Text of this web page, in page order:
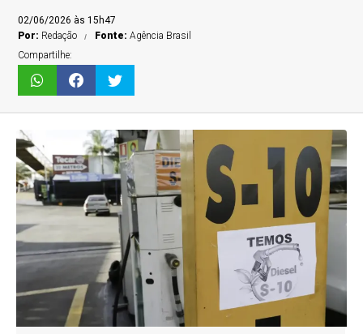
02/06/2026 às 15h47
Por: Redação Fonte:Agência Brasil
Compartilhe: